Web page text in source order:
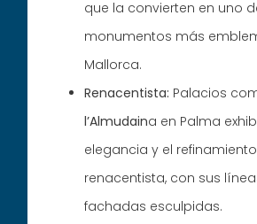
que la convierten en uno
monumentos más
Mallorca.
Renacentista: Palacios
l’Almudaina en Palma
elegancia y el
renacentista, con sus
fachadas esculpidas.